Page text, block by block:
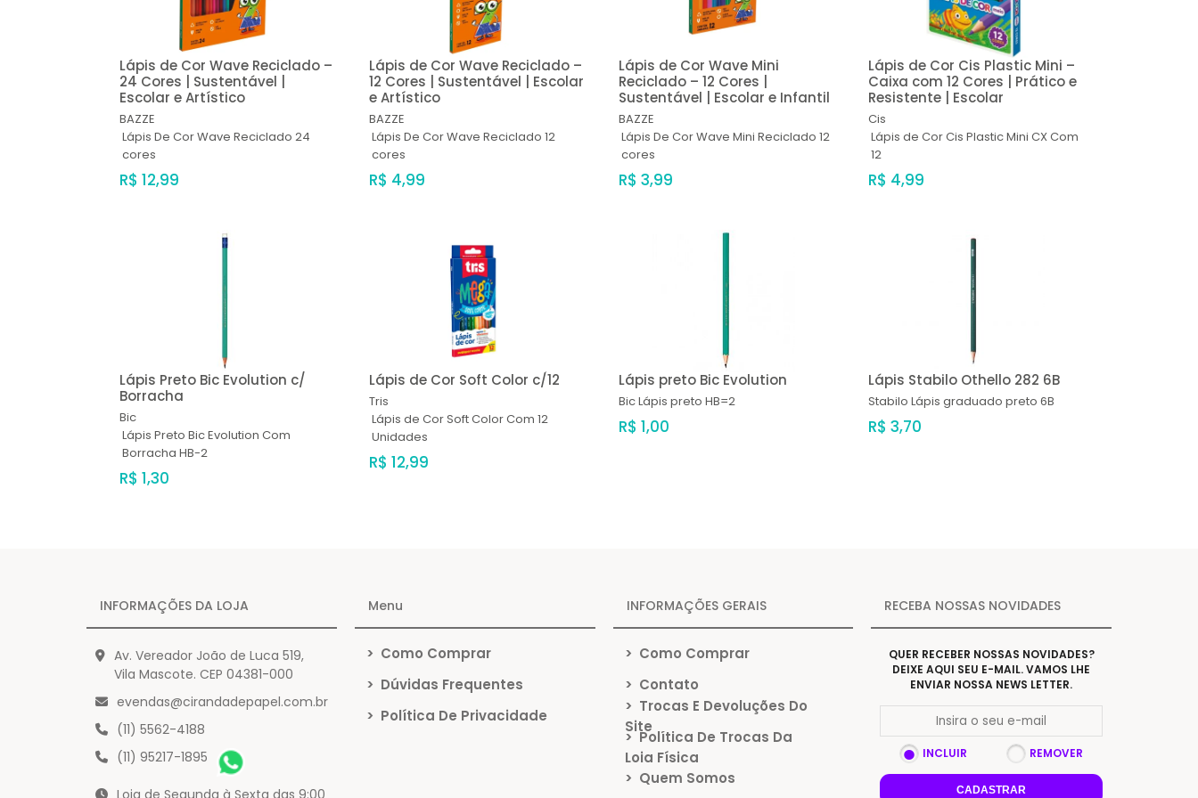
Lápis de Cor Wave Reciclado –
24 Cores | Sustentável |
Escolar e Artístico
BAZZE
Lápis De Cor Wave Reciclado 24
cores
R$ 12,99
Lápis de Cor Wave Reciclado –
12 Cores | Sustentável | Escolar
e Artístico
BAZZE
Lápis De Cor Wave Reciclado 12
cores
R$ 4,99
Lápis de Cor Wave Mini
Reciclado – 12 Cores |
Sustentável | Escolar e Infantil
BAZZE
Lápis De Cor Wave Mini Reciclado 12
cores
R$ 3,99
Lápis de Cor Cis Plastic Mini –
Caixa com 12 Cores | Prático e
Resistente | Escolar
Cis
Lápis de Cor Cis Plastic Mini CX Com
12
R$ 4,99
Lápis Preto Bic Evolution c/
Borracha
Bic
Lápis Preto Bic Evolution Com
Borracha HB-2
R$ 1,30
Lápis de Cor Soft Color c/12
Tris
Lápis de Cor Soft Color Com 12
Unidades
R$ 12,99
Lápis preto Bic Evolution
BicLápis preto HB=2
R$ 1,00
Lápis Stabilo Othello 282 6B
Stabilo Lápis graduado preto 6B
R$ 3,70
INFORMAÇÕES DA LOJA
Av. Vereador João de Luca 519,
Vila Mascote. CEP 04381-000
evendas@cirandadepapel.com.br
(11) 5562-4188
(11) 95217-1895
Menu
> Como Comprar
> Dúvidas Frequentes
> Política De Privacidade
INFORMAÇÕES GERAIS
> Como Comprar
> Contato
> Trocas E Devoluções Do
Site
>Política De Trocas Da
Loja Física
> Quem Somos
RECEBA NOSSAS NOVIDADES
QUER RECEBER NOSSAS NOVIDADES?
DEIXE AQUI SEU E-MAIL. VAMOS LHE
ENVIAR NOSSA NEWS LETTER.
INCLUIR REMOVER
CADASTRAR